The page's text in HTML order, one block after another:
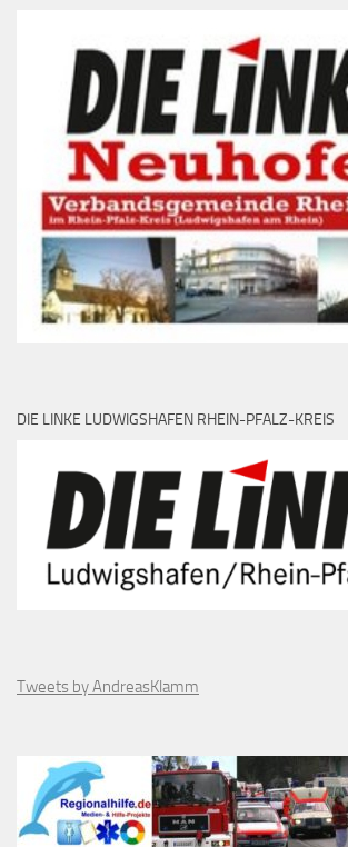
DIE LINKE LUDWIGSHAFEN RHEIN-PFALZ-KREIS
Tweets by AndreasKlamm